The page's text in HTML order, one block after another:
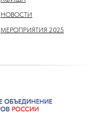
НОВОСТИ
МЕРОПРИЯТИЯ 2025